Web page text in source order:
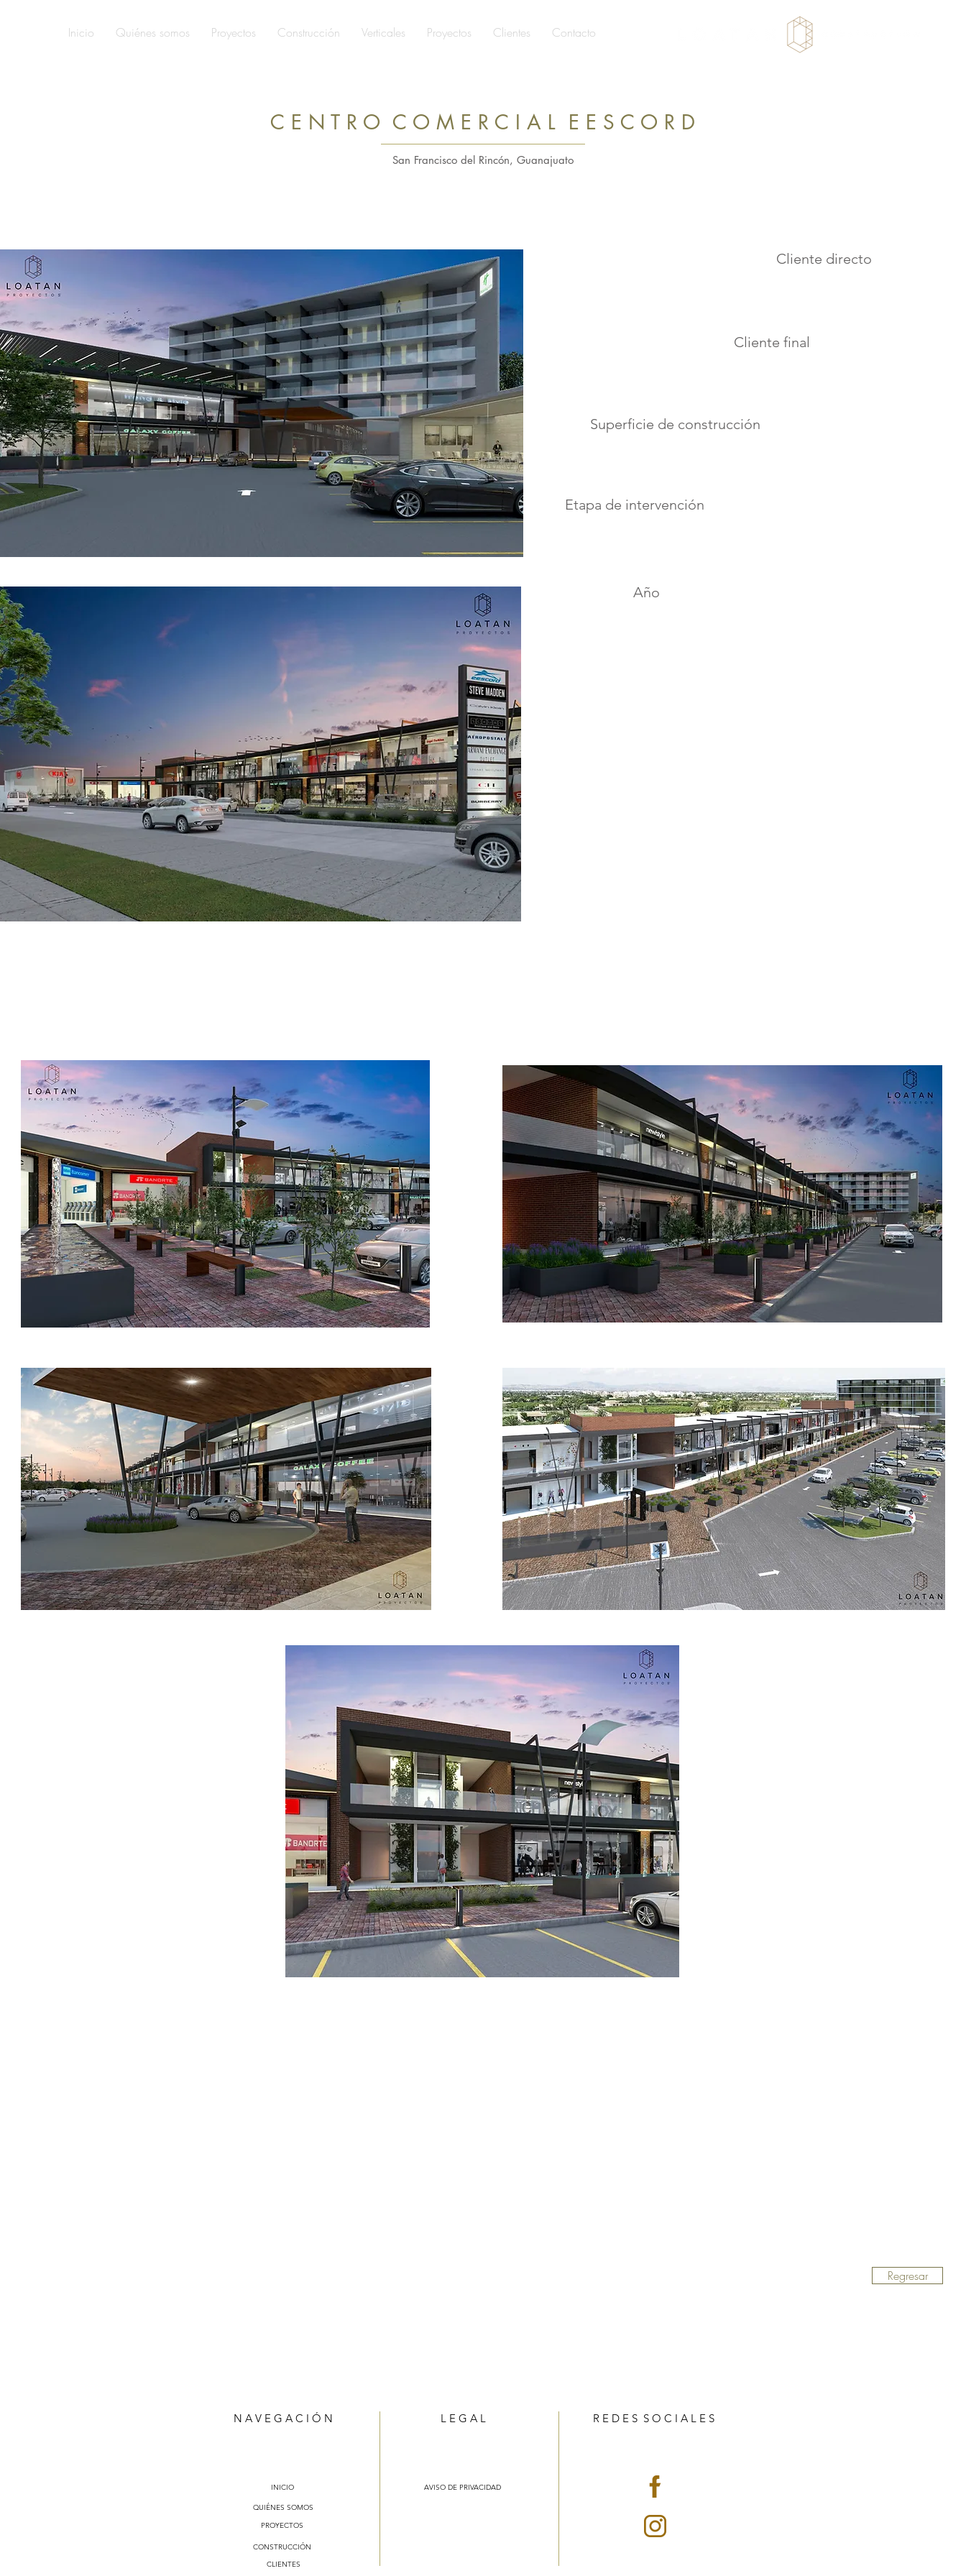
Inicio Quiénes somos Proyectos Construcción Verticales Proyectos Clientes Contacto
C E N T R O C O M E R C I A L E E S C O R D
San Francisco del Rincón, Guanajuato
Cliente directo
Cliente final
Superficie de construcción
Etapa de intervención
Año
Regresar
N A V E G A C I Ó N
INICIO
QUIÉNES SOMOS
PROYECTOS
CONSTRUCCIÓN
CLIENTES
L E G A L
AVISO DE PRIVACIDAD
R E D E S S O C I A L E S